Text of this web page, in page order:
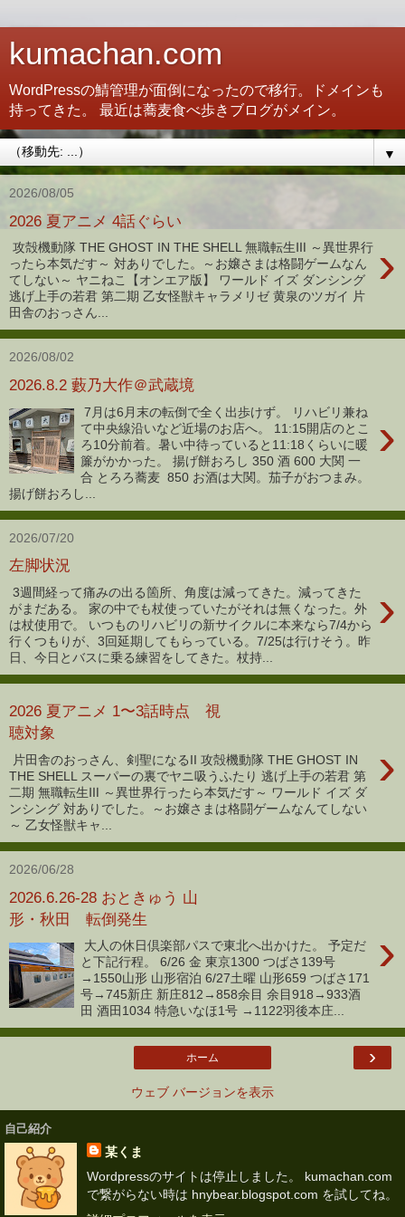
kumachan.com
WordPressの鯖管理が面倒になったので移行。ドメインも
持ってきた。 最近は蕎麦食べ歩きブログがメイン。
▼
2026/08/05
2026 夏アニメ 4話ぐらい
›
攻殻機動隊 THE GHOST IN THE SHELL 無職転生Ⅲ ～異世界行
ったら本気だす～ 対ありでした。～お嬢さまは格闘ゲームなん
てしない～ ヤニねこ【オンエア版】 ワールド イズ ダンシング
逃げ上手の若君 第二期 乙女怪獣キャラメリゼ 黄泉のツガイ 片
田舎のおっさん...
2026/08/02
2026.8.2 藪乃大作＠武蔵境
›
7月は6月末の転倒で全く出歩けず。 リハビリ兼ね
て中央線沿いなど近場のお店へ。 11:15開店のとこ
ろ10分前着。暑い中待っていると11:18くらいに暖
簾がかかった。 揚げ餅おろし 350 酒 600 大関 一
合 とろろ蕎麦 850 お酒は大関。茄子がおつまみ。
揚げ餅おろし...
2026/07/20
左脚状況
›
3週間経って痛みの出る箇所、角度は減ってきた。減ってきた
がまだある。 家の中でも杖使っていたがそれは無くなった。外
は杖使用で。 いつものリハビリの新サイクルに本来なら7/4から
行くつもりが、3回延期してもらっている。7/25は行けそう。昨
日、今日とバスに乗る練習をしてきた。杖持...
2026 夏アニメ 1〜3話時点 視
聴対象
›
片田舎のおっさん、剣聖になるII 攻殻機動隊 THE GHOST IN
THE SHELL スーパーの裏でヤニ吸うふたり 逃げ上手の若君 第
二期 無職転生Ⅲ ～異世界行ったら本気だす～ ワールド イズ ダ
ンシング 対ありでした。～お嬢さまは格闘ゲームなんてしない
～ 乙女怪獣キャ...
2026/06/28
2026.6.26-28 おときゅう 山
形・秋田 転倒発生
›
大人の休日倶楽部パスで東北へ出かけた。 予定だ
と下記行程。 6/26 金 東京1300 つばさ139号
→1550山形 山形宿泊 6/27土曜 山形659 つばさ171
号→745新庄 新庄812→858余目 余目918→933酒
田 酒田1034 特急いなほ1号 →1122羽後本庄...
›
ホーム
ウェブ バージョンを表示
自己紹介
某くま
Wordpressのサイトは停止しました。 kumachan.com
で繋がらない時は hnybear.blogspot.com を試してね。